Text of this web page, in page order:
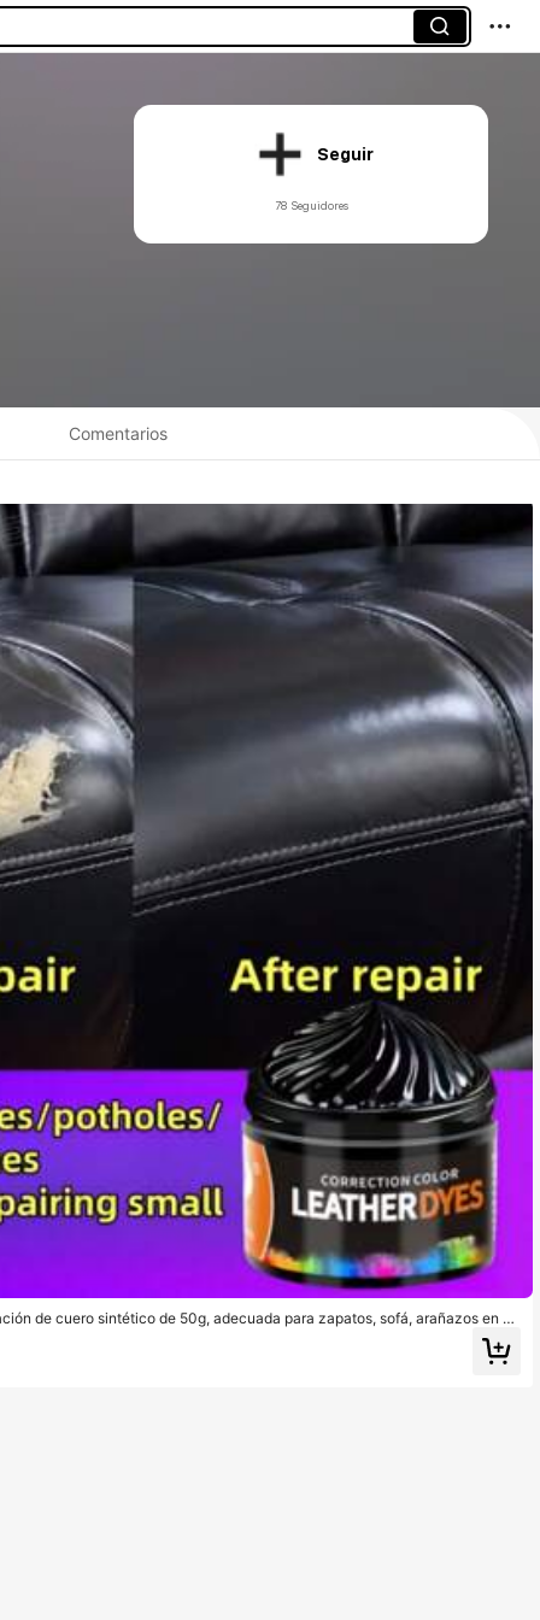
Seguir
78 Seguidores
Comentarios
de cuero sintético de 50g, adecuada para zapatos, sofá, arañazos en as
de ropa, decoración del hogar, grietas en cuero sintético, desgarros, pasta